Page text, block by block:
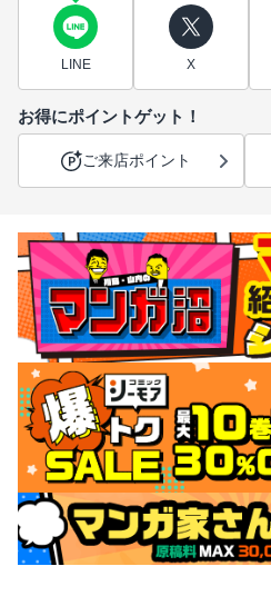
LINE X
お得にポイントゲット！
ご来店ポイント